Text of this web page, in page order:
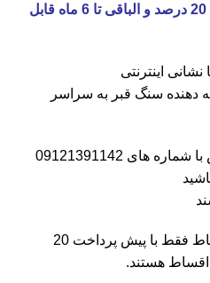
اقساط فقط با پیش پرداخت 20 درصد و الباقی تا 6 ماه قابل
نشانی اینترنتی
دهنده سنگ قبر به سراسر
شماره های 09121391142
تمام نمونه ها قابل خرید اقساط فقط با پیش پرداخت 20